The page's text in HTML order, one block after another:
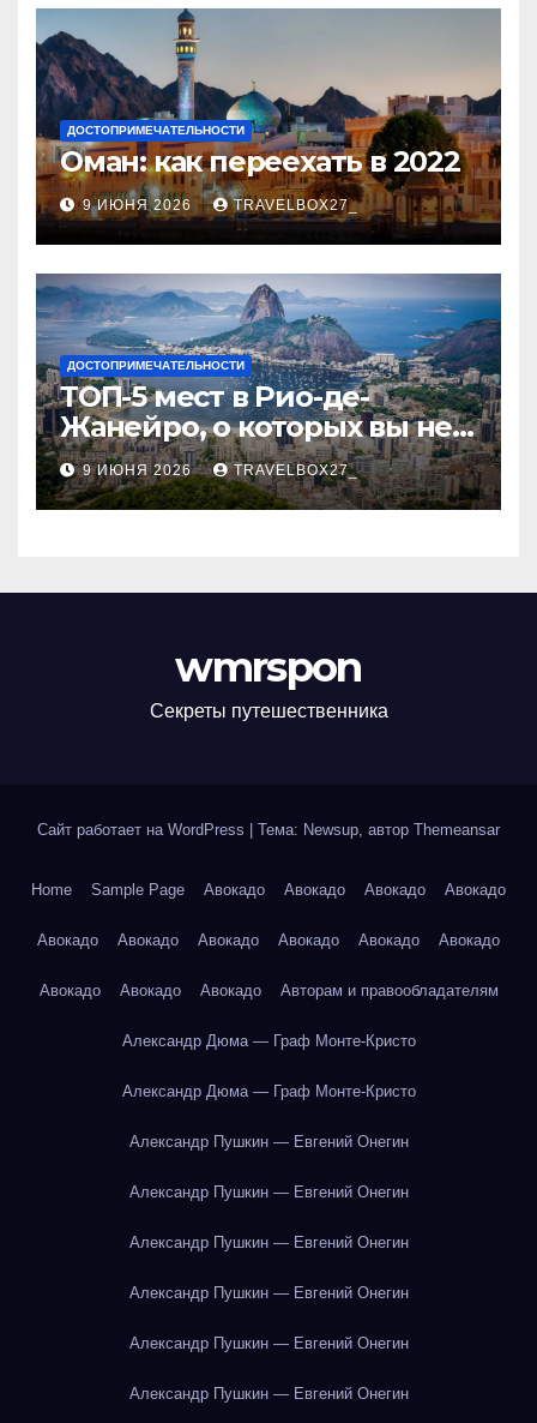
ДОСТОПРИМЕЧАТЕЛЬНОСТИ
Оман: как переехать в 2022
9 ИЮНЯ 2026 TRAVELBOX27_
ДОСТОПРИМЕЧАТЕЛЬНОСТИ
ТОП-5 мест в Рио-де-
Жанейро, о которых вы не
знали
9 ИЮНЯ 2026 TRAVELBOX27_
wmrspon
Секреты путешественника
Сайт работает на WordPress Тема: Newsup, автор Themeansar
Home Sample Page Авокадо Авокадо Авокадо Авокадо
Авокадо Авокадо Авокадо Авокадо Авокадо Авокадо
Авокадо Авокадо Авокадо Авторам и правообладателям
Александр Дюма — Граф Монте-Кристо
Александр Дюма — Граф Монте-Кристо
Александр Пушкин — Евгений Онегин
Александр Пушкин — Евгений Онегин
Александр Пушкин — Евгений Онегин
Александр Пушкин — Евгений Онегин
Александр Пушкин — Евгений Онегин
Александр Пушкин — Евгений Онегин